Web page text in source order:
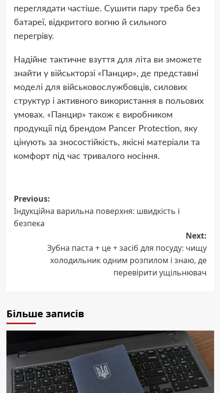
переглядати частіше. Сушити пару треба без
батареї, відкритого вогню й сильного
перегріву.
Надійне тактичне взуття для літа ви зможете
знайти у військторзі «Панцир», де представні
моделі для військовослужбовців, силових
структур і активного використання в польових
умовах. «Панцир» також є виробником
продукції під брендом Pancer Protection, яку
цінують за зносостійкість, якісні матеріали та
комфорт під час тривалого носіння.
Post
navigation
Previous:
Індукційна варильна поверхня: швидкість і
безпека
Next:
Зубна паста + це + засіб для посуду: чищу
холодильник одним розпилом і знаю, де
перевірити ущільнювач
Більше записів